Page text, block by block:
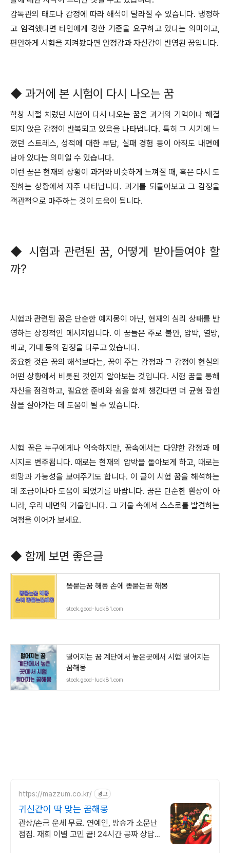
감독관의 태도나 감정에 따라 해석이 달라질 수 있습니다. 냉정하
고 엄격했다면 타인에게 강한 기준을 요구하고 있다는 의미이고,
편안하게 시험을 지켜봤다면 안정감과 자신감이 반영된 꿈입니다.
◆ 과거에 본 시험이 다시 나오는 꿈
학창 시절 치렀던 시험이 다시 나오는 꿈은 과거의 기억이나 해결
되지 않은 감정이 반복되고 있음을 나타냅니다. 특히 그 시기에 느
꼈던 스트레스, 성적에 대한 부담, 실패 경험 등이 아직도 내면에
남아 있다는 의미일 수 있습니다.
이런 꿈은 현재의 상황이 과거와 비슷하게 느껴질 때, 혹은 다시 도
전하는 상황에서 자주 나타납니다. 과거를 되돌아보고 그 감정을
객관적으로 마주하는 것이 도움이 됩니다.
◆ 시험과 관련된 꿈, 어떻게 받아들여야 할
까?
시험과 관련된 꿈은 단순한 예지몽이 아닌, 현재의 심리 상태를 반
영하는 상징적인 메시지입니다. 이 꿈들은 주로 불안, 압박, 열망,
비교, 기대 등의 감정을 다루고 있습니다.
중요한 것은 꿈의 해석보다는, 꿈이 주는 감정과 그 감정이 현실의
어떤 상황에서 비롯된 것인지 알아보는 것입니다. 시험 꿈을 통해
자신을 점검하고, 필요한 준비와 쉼을 함께 챙긴다면 더 균형 잡힌
삶을 살아가는 데 도움이 될 수 있습니다.
시험 꿈은 누구에게나 익숙하지만, 꿈속에서는 다양한 감정과 메
시지로 변주됩니다. 때로는 현재의 압박을 돌아보게 하고, 때로는
희망과 가능성을 보여주기도 합니다. 이 글이 시험 꿈을 해석하는
데 조금이나마 도움이 되었기를 바랍니다. 꿈은 단순한 환상이 아
니라, 우리 내면의 거울입니다. 그 거울 속에서 스스로를 발견하는
여정을 이어가 보세요.
◆ 함께 보면 좋은글
똥묻는꿈 해몽 손에 똥묻는꿈 해몽
stock.good-luck81.com
떨어지는 꿈 계단에서 높은곳에서 시험 떨어지는
꿈해몽
stock.good-luck81.com
https://mazzum.co.kr/ 광고
귀신같이 딱 맞는 꿈해몽
관상/손금 운세 무료. 연예인, 방송가 소문난
점집. 재회 이별 고민 끝! 24시간 공짜 상담,